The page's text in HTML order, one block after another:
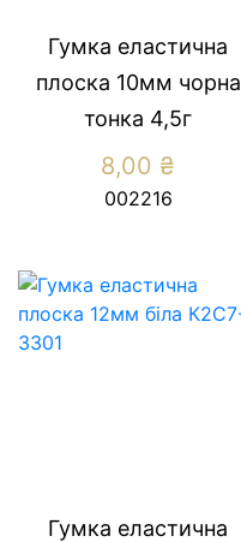
Гумка еластична
плоска 10мм чорна
тонка 4,5г
8,00 ₴
002216
Гумка еластична